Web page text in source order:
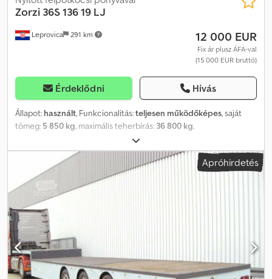
Leprovica 291 km
Zorzi 36S 136 19 LJ
12 000 EUR
Fix ár plusz ÁFA-val
(15 000 EUR bruttó)
Érdeklődni Hívás
Állapot: használt, Funkcionalitás:teljesen működőképes, saját
tömeg: 5 850 kg, maximális teherbírás: 36 800 kg,
, első forgalomba helyezés:
következő vizsga (TÜV):06/2026, raktér hossza:13 600 mm,
rakodótér szélesség:
, felfüggesztés: levegő, abroncs
méret:245/70 R 19,5 , gumiabroncs állapota:
piros
, Gyártási év:2008
Dsdpfjxw Uuuox Afqjkr
Apróhirdetés